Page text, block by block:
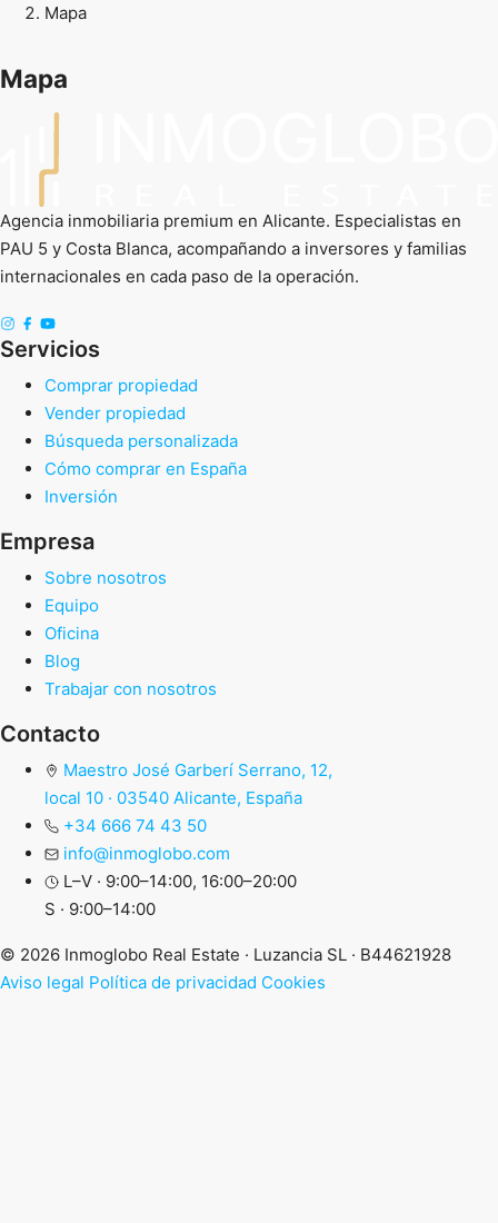
Mapa
Mapa
Agencia inmobiliaria premium en Alicante. Especialistas en
PAU 5 y Costa Blanca, acompañando a inversores y familias
internacionales en cada paso de la operación.
Servicios
Comprar propiedad
Vender propiedad
Búsqueda personalizada
Cómo comprar en España
Inversión
Empresa
Sobre nosotros
Equipo
Oficina
Blog
Trabajar con nosotros
Contacto
Maestro José Garberí Serrano, 12,
local 10 · 03540 Alicante, España
+34 666 74 43 50
info@inmoglobo.com
L–V · 9:00–14:00, 16:00–20:00
S · 9:00–14:00
© 2026 Inmoglobo Real Estate · Luzancia SL · B44621928
Aviso legal Política de privacidad Cookies